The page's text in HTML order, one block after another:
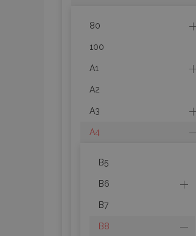
80
100
A1
A2
A3
A4
B5
B6
B7
B8